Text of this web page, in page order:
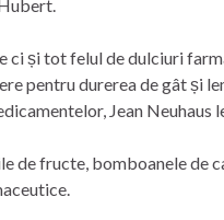
ci și tot felul de dulciuri
pentru durerea de gât și
Jean
de fructe, bomboanele de